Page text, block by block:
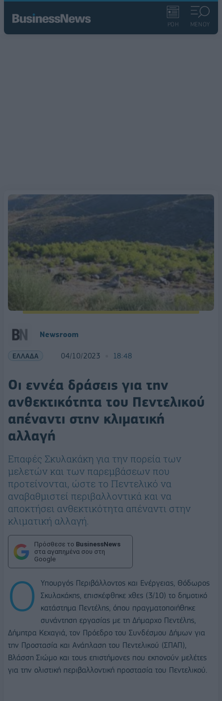
ΡΟΗ ΜΕΝΟΥ
Newsroom
ΕΛΛΑΔΑ 04/10/2023 18:48
Οι εννέα δράσεις για την
ανθεκτικότητα του Πεντελικού
απέναντι στην κλιματική
αλλαγή
Επαφές Σκυλακάκη για την πορεία των
μελετών και των παρεμβάσεων που
προτείνονται, ώστε το Πεντελικό να
αναβαθμιστεί περιβαλλοντικά και να
αποκτήσει ανθεκτικότητα απέναντι στην
κλιματική αλλαγή.
Πρόσθεσε το BusinessNews
στα αγαπημένα σου στη
Google
Ο
Υπουργός Περιβάλλοντος και Ενέργειας, Θόδωρος
Σκυλακάκης, επισκέφθηκε χθες (3/10) το δημοτικό
κατάστημα Πεντέλης, όπου πραγματοποιήθηκε
συνάντηση εργασίας με τη Δήμαρχο Πεντέλης,
Δήμητρα Κεχαγιά, τον Πρόεδρο του Συνδέσμου Δήμων για
την Προστασία και Ανάπλαση του Πεντελικού (ΣΠΑΠ),
Βλάσση Σιώμο και τους επιστήμονες που εκπονούν μελέτες
για την ολιστική περιβαλλοντική προστασία του Πεντελικού.